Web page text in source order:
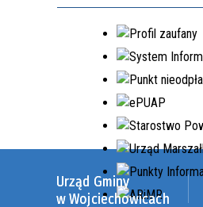
Urząd Gminy
w Wojciechowicach